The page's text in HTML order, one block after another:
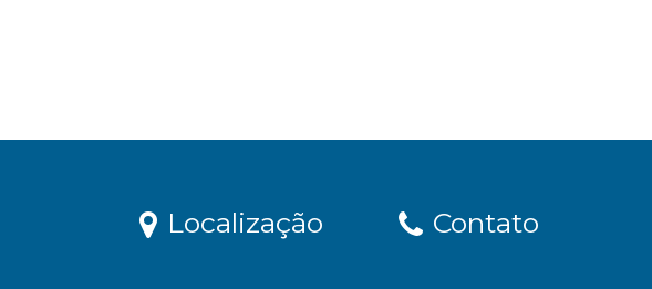
Localização Contato